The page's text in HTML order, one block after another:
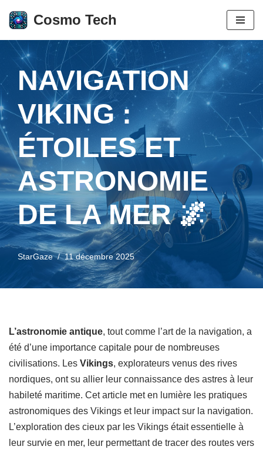
Aller
au
contenu
Cosmo Tech
NAVIGATION
VIKING :
ÉTOILES ET
ASTRONOMIE
DE LA MER 🌌
StarGaze 11 décembre 2025
L’astronomie antique, tout comme l’art de la navigation, a
été d’une importance capitale pour de nombreuses
civilisations. Les Vikings, explorateurs venus des rives
nordiques, ont su allier leur connaissance des astres à leur
habileté maritime. Cet article met en lumière les pratiques
astronomiques des Vikings et leur impact sur la navigation.
L’exploration des cieux par les Vikings était essentielle à
leur survie en mer, leur permettant de tracer des routes vers